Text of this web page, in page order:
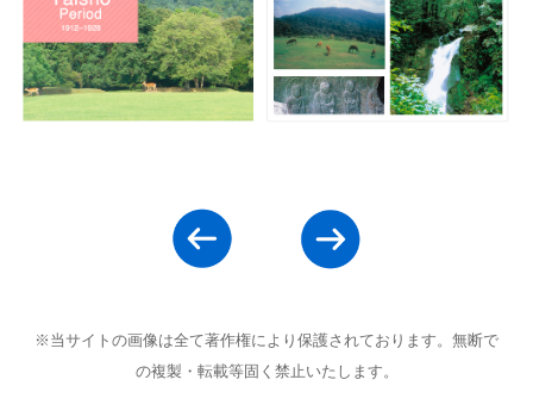
※当サイトの画像は全て著作権により保護されております。無断で
の複製・転載等固く禁止いたします。